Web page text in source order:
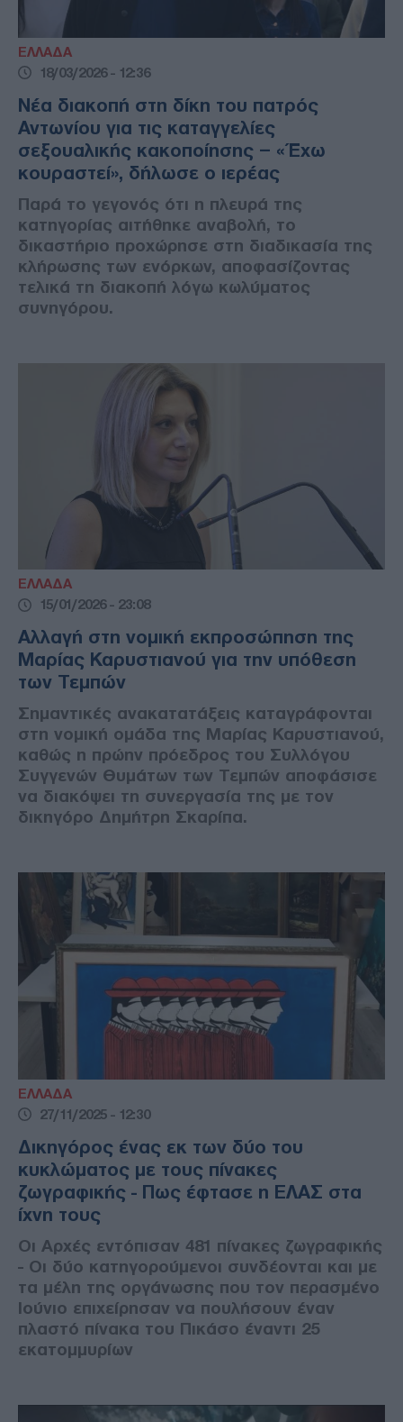
ΕΛΛΑΔΑ
18/03/2026 - 12:36
Νέα διακοπή στη δίκη του πατρός
Αντωνίου για τις καταγγελίες
σεξουαλικής κακοποίησης – «Έχω
κουραστεί», δήλωσε ο ιερέας
Παρά το γεγονός ότι η πλευρά της
κατηγορίας αιτήθηκε αναβολή, το
δικαστήριο προχώρησε στη διαδικασία της
κλήρωσης των ενόρκων, αποφασίζοντας
τελικά τη διακοπή λόγω κωλύματος
συνηγόρου.
ΕΛΛΑΔΑ
15/01/2026 - 23:08
Αλλαγή στη νομική εκπροσώπηση της
Μαρίας Καρυστιανού για την υπόθεση
των Τεμπών
Σημαντικές ανακατατάξεις καταγράφονται
στη νομική ομάδα της Μαρίας Καρυστιανού,
καθώς η πρώην πρόεδρος του Συλλόγου
Συγγενών Θυμάτων των Τεμπών αποφάσισε
να διακόψει τη συνεργασία της με τον
δικηγόρο Δημήτρη Σκαρίπα.
ΕΛΛΑΔΑ
27/11/2025 - 12:30
Δικηγόρος ένας εκ των δύο του
κυκλώματος με τους πίνακες
ζωγραφικής - Πως έφτασε η ΕΛΑΣ στα
ίχνη τους
Οι Αρχές εντόπισαν 481 πίνακες ζωγραφικής
- Οι δύο κατηγορούμενοι συνδέονται και με
τα μέλη της οργάνωσης που τον περασμένο
Ιούνιο επιχείρησαν να πουλήσουν έναν
πλαστό πίνακα του Πικάσο έναντι 25
εκατομμυρίων